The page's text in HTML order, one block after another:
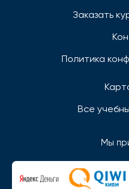
Заказать
Политика
Все
Мы